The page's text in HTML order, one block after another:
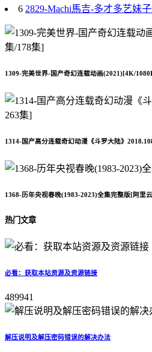
6 2829-Machi馬吉-多才多艺妹
1309-完美世界-国产奇幻连载动画(2021)[4K/
1314-国产高分连载奇幻动漫《斗罗大陆》
1368-历年央视春晚(1983-2023)全集完整版[阿里
热门文章
必看：获取本站资源及资源链接
489941
解压说明及解压密码错误的解决办法